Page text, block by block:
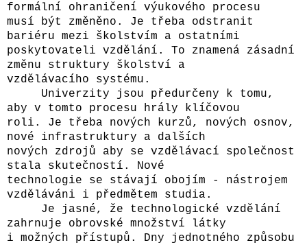
formální ohraničení výukového procesu
musí být změněno. Je třeba odstranit
bariéru mezi školstvím a ostatními
poskytovateli vzdělání. To znamená zásadní
změnu struktury školství a
vzdělávacího systému.
Univerzity jsou předurčeny k tomu,
aby v tomto procesu hrály klíčovou
roli. Je třeba nových kurzů, nových osnov,
nové infrastruktury a dalších
nových zdrojů aby se vzdělávací společnost
stala skutečností. Nové
technologie se stávají obojím - nástrojem
vzděláváni i předmětem studia.
Je jasné, že technologické vzdělání
zahrnuje obrovské množství látky
i možných přístupů. Dny jednotného způsobu